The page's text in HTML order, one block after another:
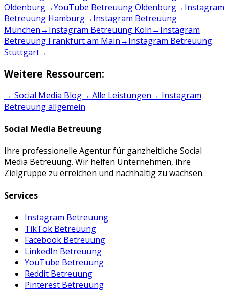
Oldenburg→YouTube Betreuung Oldenburg→Instagram
Betreuung Hamburg→Instagram Betreuung
München→Instagram Betreuung Köln→Instagram
Betreuung Frankfurt am Main→Instagram Betreuung
Stuttgart→
Weitere Ressourcen:
→ Social Media Blog→ Alle Leistungen→ Instagram
Betreuungallgemein
Social Media Betreuung
Ihre professionelle Agentur für ganzheitliche Social
Media Betreuung. Wir helfen Unternehmen, ihre
Zielgruppe zu erreichen und nachhaltig zu wachsen.
Services
Instagram Betreuung
TikTok Betreuung
Facebook Betreuung
LinkedIn Betreuung
YouTube Betreuung
Reddit Betreuung
Pinterest Betreuung